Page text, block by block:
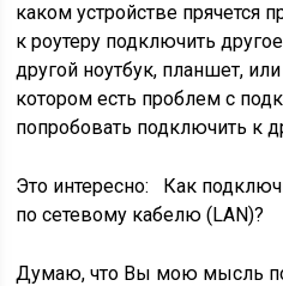
каком устройстве прячется
к роутеру подключить
другой ноутбук, планшет,
котором есть проблем с
попробовать подключить к
Это интересно:
Как
по сетевому кабелю (LAN)?
Думаю, что Вы мою мысль